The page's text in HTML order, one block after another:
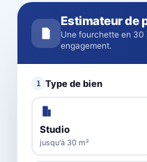
Estimateur de
Une fourchette en
engagement.
1 Type de bien
Studio
jusqu'à 30 m²